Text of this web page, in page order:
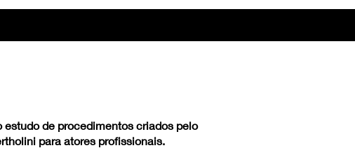
estudo de procedimentos criados pelo
para atores profissionais.